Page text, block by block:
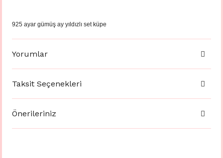
925 ayar gümüş ay yıldızlı set küpe
Yorumlar
Taksit Seçenekleri
Önerileriniz